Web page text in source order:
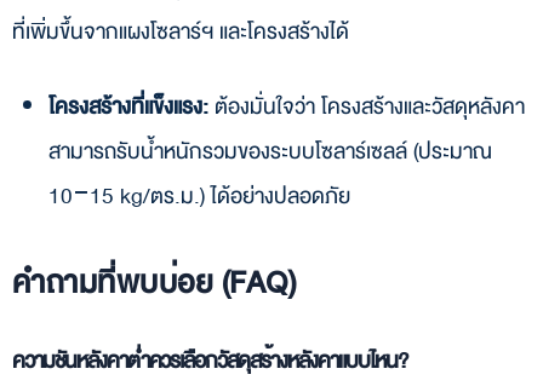
ที่เพิ่มขึ้นจากแผงโซลาร์ฯ และโครงสร้างได้
โครงสร้างที่แข็งแรง:ต้องมั่นใจว่า โครงสร้างและวัสดุหลังคา
สามารถรับน้ำหนักรวมของระบบโซลาร์เซลล์ (ประมาณ
10−15 kg/ตร.ม.) ได้อย่างปลอดภัย
คำถามที่พบบ่อย (FAQ)
ความชันหลังคาต่ำควรเลือกวัสดุสร้างหลังคาแบบไหน?